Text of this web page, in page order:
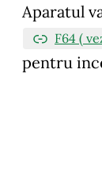
Aparatul
F64 (
pentru